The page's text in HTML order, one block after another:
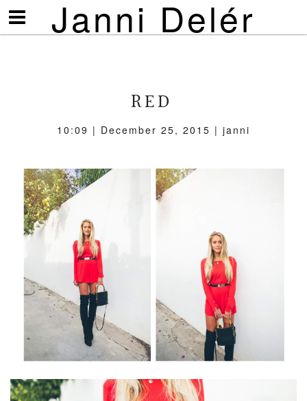
Janni Delér
Visa/göm
meny
RED
10:09 | December 25, 2015 | janni